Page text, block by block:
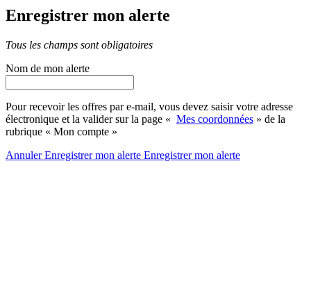
Enregistrer mon alerte
Tous les champs sont obligatoires
Nom de mon alerte
Pour recevoir les offres par e-mail, vous devez saisir votre adresse
électronique et la valider sur la page « Mes coordonnées » de la
rubrique « Mon compte »
AnnulerEnregistrer mon alerte Enregistrermon alerte